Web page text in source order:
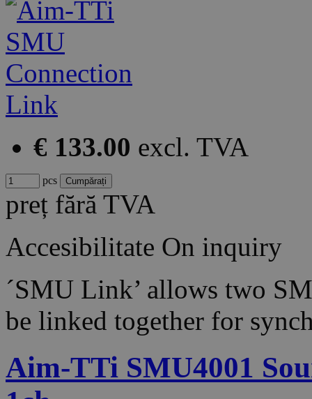
€ 133.00 excl. TVA
pcs
preț fără TVA
Accesibilitate On inquiry
´SMU Link’ allows two
be linked together for
Aim-TTi SMU4001